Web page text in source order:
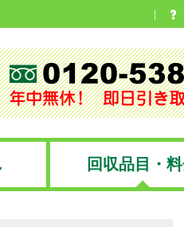
回収品目・